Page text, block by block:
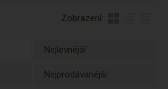
Zobrazení:
Nejlevnější
Nejprodávanější